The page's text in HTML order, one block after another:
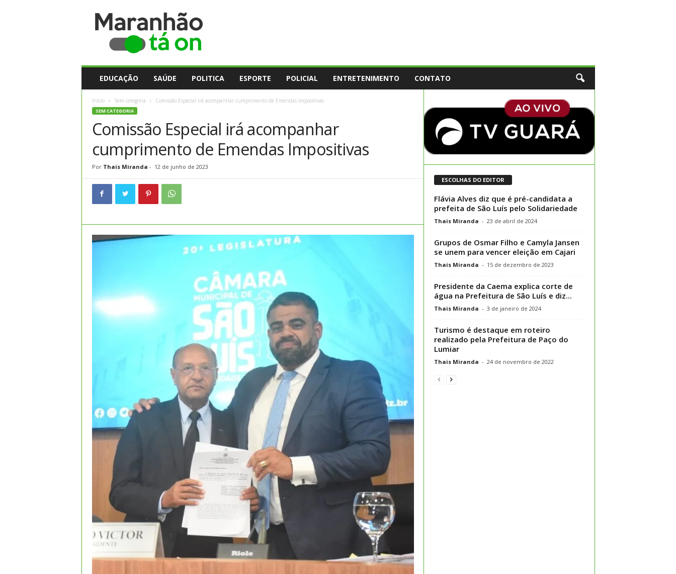
EDUCAÇÃO SAÚDE POLITICA ESPORTE POLICIAL ENTRETENIMENTO CONTATO
Início Sem categoria Comissão Especial irá acompanhar cumprimento de Emendas Impositivas
SEM CATEGORIA
Comissão Especial irá acompanhar
cumprimento de Emendas Impositivas
Por Thais Miranda - 12 de junho de 2023
ESCOLHAS DO EDITOR
Flávia Alves diz que é pré-candidata a
prefeita de São Luís pelo Solidariedade
Thais Miranda - 23 de abril de 2024
Grupos de Osmar Filho e Camyla Jansen
se unem para vencer eleição em Cajari
Thais Miranda - 15 de dezembro de 2023
Presidente da Caema explica corte de
água na Prefeitura de São Luís e diz...
Thais Miranda - 3 de janeiro de 2024
Turismo é destaque em roteiro
realizado pela Prefeitura de Paço do
Lumiar
Thais Miranda - 24 de novembro de 2022